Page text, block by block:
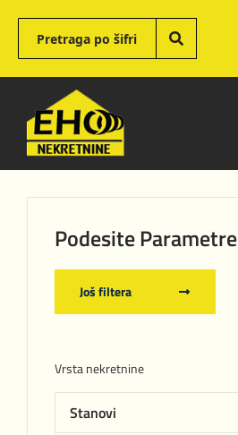
Podesite Parametre
Još filtera
Vrsta nekretnine